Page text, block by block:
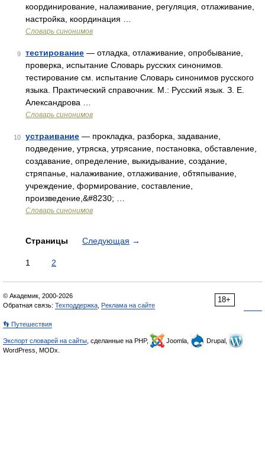
координирование, налаживание, регуляция, отлаживание,
настройка, координация …
Словарь синонимов
9 тестирование — отладка, отлаживание, опробывание,
проверка, испытание Словарь русских синонимов.
тестирование см. испытание Словарь синонимов русского
языка. Практический справочник. М.: Русский язык. З. Е.
Александрова …
Словарь синонимов
10 устраивание — прокладка, разборка, задавание,
подведение, утряска, утрясание, постановка, обставление,
создавание, определение, выкидывание, создание,
стряпанье, налаживание, отлаживание, обтяпывание,
учреждение, формирование, составление,
произведение,&#8230; …
Словарь синонимов
Страницы Следующая →
1 2
18+
© Академик, 2000-2026
Обратная связь: Техподдержка Реклама на сайте
👣 Путешествия
Экспорт словарей на сайты , сделанные на PHP, Joomla,
Drupal,
WordPress, MODx.